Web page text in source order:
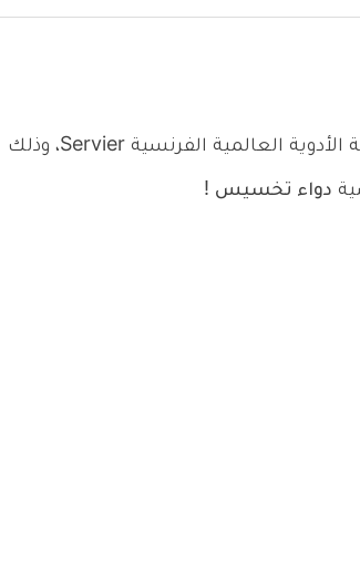
انتشرت العديد من التقارير عن فضيحة صحية عالمية لشركة الأدوية العالمية الفرنسية Servier، وذلك
دواء تخسيس !